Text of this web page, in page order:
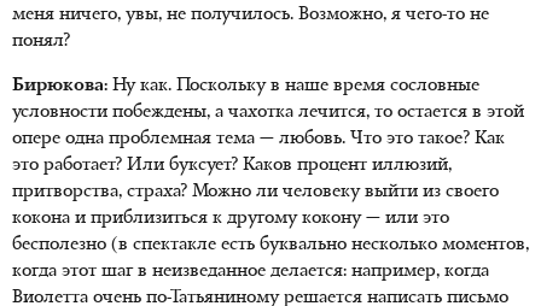
меня ничего, увы, не получилось. Возможно, я чего-то не
понял?
Бирюкова: Ну как. Поскольку в наше время сословные
условности побеждены, а чахотка лечится, то остается в этой
опере одна проблемная тема — любовь. Что это такое? Как
это работает? Или буксует? Каков процент иллюзий,
притворства, страха? Можно ли человеку выйти из своего
кокона и приблизиться к другому кокону — или это
бесполезно (в спектакле есть буквально несколько моментов,
когда этот шаг в неизведанное делается: например, когда
Виолетта очень по-Татьяниному решается написать письмо